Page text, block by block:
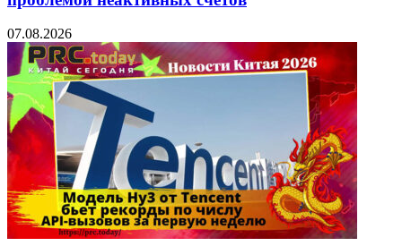
07.08.2026